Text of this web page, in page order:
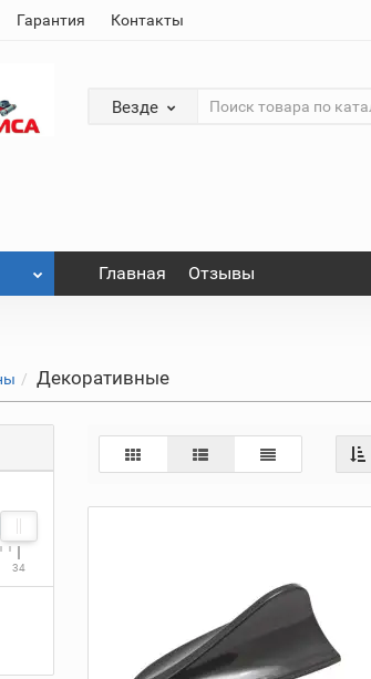
Гарантия Контакты
Везде
Главная Отзывы
Декоративные
34